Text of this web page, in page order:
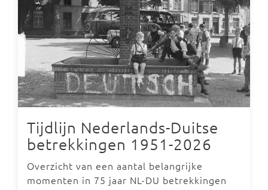
Tijdlijn Nederlands-Duitse
betrekkingen 1951-2026
Overzicht van een aantal belangrijke
momenten in 75 jaar NL-DU betrekkingen